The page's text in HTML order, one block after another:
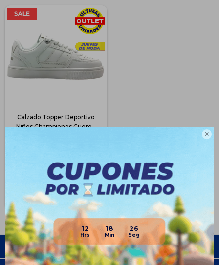

12 18 26
Calzado Topper Deportivo
Niños Championes Cuero -
$ 823
$ 871
Disponible Envío
Empresa